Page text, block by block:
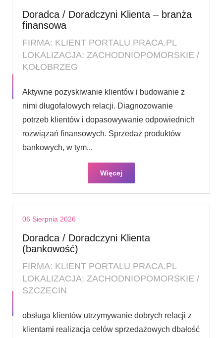
Doradca / Doradczyni Klienta – branża
finansowa
FIRMA: KLIENT PORTALU PRACA.PL
LOKALIZACJA: ZACHODNIOPOMORSKIE /
KOŁOBRZEG
Aktywne pozyskiwanie klientów i budowanie z
nimi długofalowych relacji. Diagnozowanie
potrzeb klientów i dopasowywanie odpowiednich
rozwiązań finansowych. Sprzedaż produktów
bankowych, w tym...
Więcej
06 Sierpnia 2026
Doradca / Doradczyni Klienta
(bankowość)
FIRMA: KLIENT PORTALU PRACA.PL
LOKALIZACJA: ZACHODNIOPOMORSKIE /
SZCZECIN
obsługa klientów utrzymywanie dobrych relacji z
klientami realizacja celów sprzedażowych dbałość